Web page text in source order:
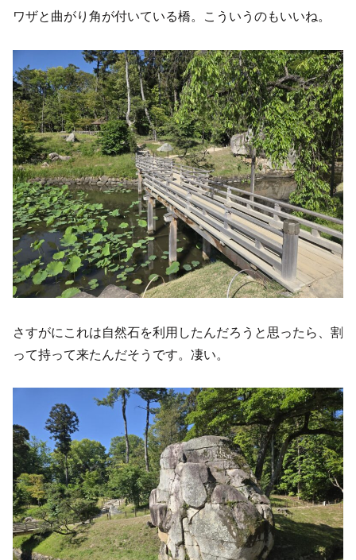
ワザと曲がり角が付いている橋。こういうのもいいね。
さすがにこれは自然石を利用したんだろうと思ったら、割
って持って来たんだそうです。凄い。